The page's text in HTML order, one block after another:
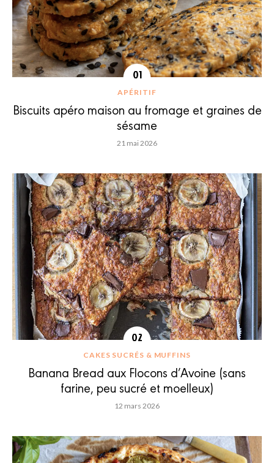
APÉRITIF
Biscuits apéro maison au fromage et graines de
sésame
21 mai 2026
CAKES SUCRÉS & MUFFINS
Banana Bread aux Flocons d’Avoine (sans
farine, peu sucré et moelleux)
12 mars 2026